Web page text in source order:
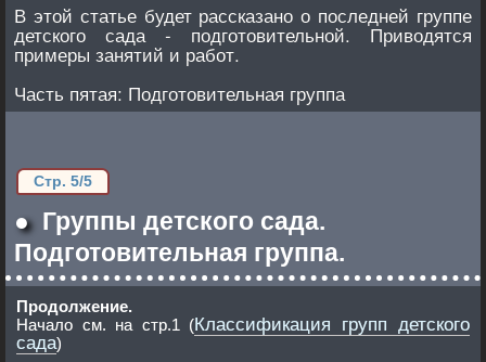
В этой статье будет рассказано о последней группе
детского сада - подготовительной. Приводятся
примеры занятий и работ.
Часть пятая: Подготовительная группа
Стр. 5/5
● Группы детского сада.
Подготовительная группа.
Продолжение.
Начало см. на стр.1 (Классификация групп детского
сада)